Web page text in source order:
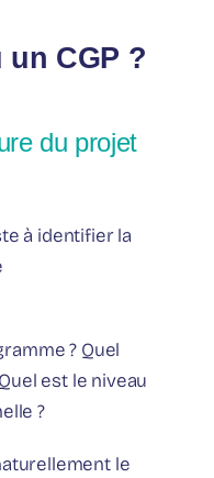
CGP ?
du projet
à identifier la
? Quel
est le niveau
?
le